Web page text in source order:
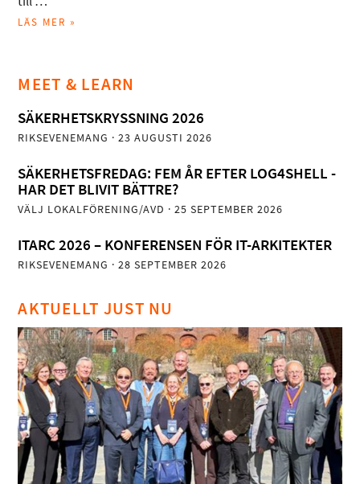
LÄS MER »
MEET & LEARN
SÄKERHETSKRYSSNING 2026
RIKSEVENEMANG · 23 AUGUSTI 2026
SÄKERHETSFREDAG: FEM ÅR EFTER LOG4SHELL -
HAR DET BLIVIT BÄTTRE?
VÄLJ LOKALFÖRENING/AVD · 25 SEPTEMBER 2026
ITARC 2026 – KONFERENSEN FÖR IT-ARKITEKTER
RIKSEVENEMANG · 28 SEPTEMBER 2026
AKTUELLT JUST NU